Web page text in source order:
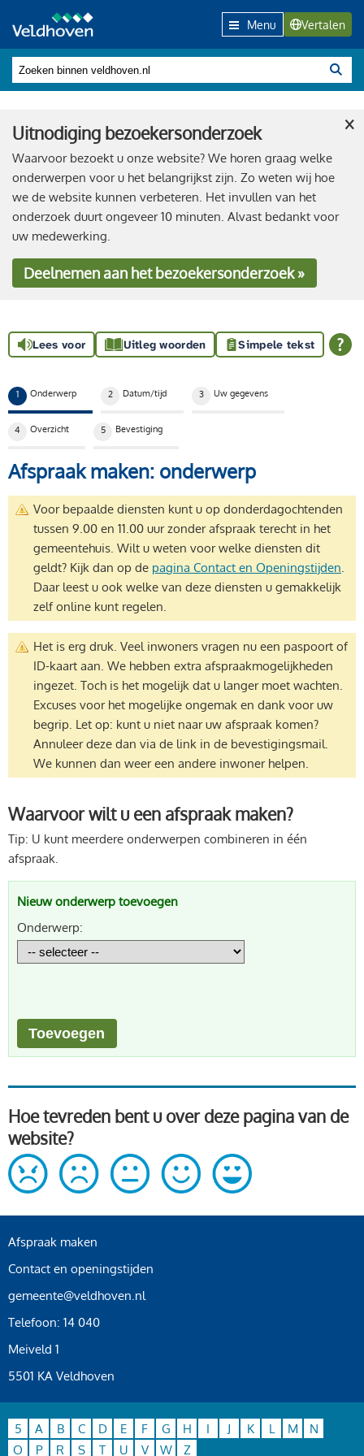
Menu Vertalen
Uitnodiging bezoekersonderzoek
Waarvoor bezoekt u onze website? We horen graag welke
onderwerpen voor u het belangrijkst zijn. Zo weten wij hoe
we de website kunnen verbeteren. Het invullen van het
onderzoek duurt ongeveer 10 minuten. Alvast bedankt voor
uw medewerking.
Deelnemenaan het bezoekersonderzoek »
×
Lees voor Uitleg woorden Simpele tekst
1 Huidige stap:
Onderwerp 2 Datum/tijd 3 Uw gegevens
4 Overzicht 5 Bevestiging
Afspraak maken: onderwerp
Voor bepaalde diensten kunt u op donderdagochtenden
tussen 9.00 en 11.00 uur zonder afspraak terecht in het
gemeentehuis. Wilt u weten voor welke diensten dit
geldt? Kijk dan op de pagina Contact en Openingstijden
Daar leest u ook welke van deze diensten u gemakkelijk
zelf online kunt regelen.
Het is erg druk. Veel inwoners vragen nu een paspoort of
ID-kaart aan. We hebben extra afspraakmogelijkheden
ingezet. Toch is het mogelijk dat u langer moet wachten.
Excuses voor het mogelijke ongemak en dank voor uw
begrip. Let op: kunt u niet naar uw afspraak komen?
Annuleer deze dan via de link in de bevestigingsmail.
We kunnen dan weer een andere inwoner helpen.
Waarvoor wilt u een afspraak maken?
Tip: U kunt meerdere onderwerpen combineren in één
afspraak.
Nieuw onderwerp toevoegen
Onderwerp:
Hoe tevreden bent u over deze pagina van de
website?
Afspraak maken
Contact en openingstijden
gemeente@veldhoven.nl
Telefoon: 14 040
Meiveld 1
5501 KA Veldhoven
5 A B C D E F G H I J K L M
N
O
P R S T U V W Z